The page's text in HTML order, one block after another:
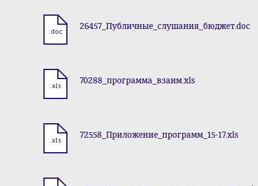
.doc 26457_Публичные_слушания_бюджет.doc
.xls 70288_программа_взаим.xls
.xls 72558_Приложение_программ_15-17.xls